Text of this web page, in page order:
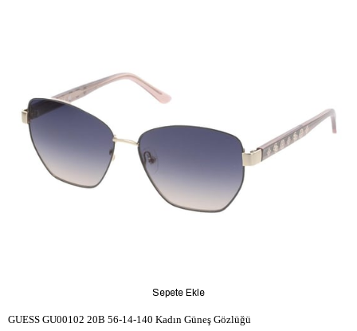
GUESS GU00102 20B 56-14-140 Kadın Güneş Gözlüğü
Sepete Ekle